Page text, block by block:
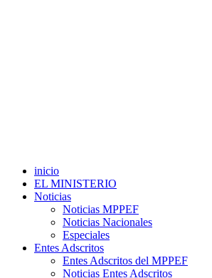
inicio
EL MINISTERIO
Noticias
Noticias MPPEF
Noticias Nacionales
Especiales
Entes Adscritos
Entes Adscritos del MPPEF
Noticias Entes Adscritos